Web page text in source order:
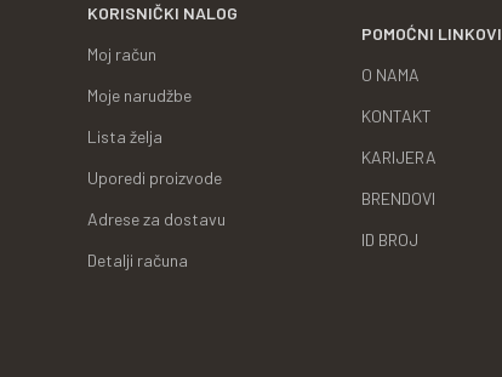
KORISNIČKI NALOG
Moj račun
Moje narudžbe
Lista želja
Uporedi proizvode
Adrese za dostavu
Detalji računa
POMOĆNI LINKOVI
O NAMA
KONTAKT
KARIJERA
BRENDOVI
ID BROJ